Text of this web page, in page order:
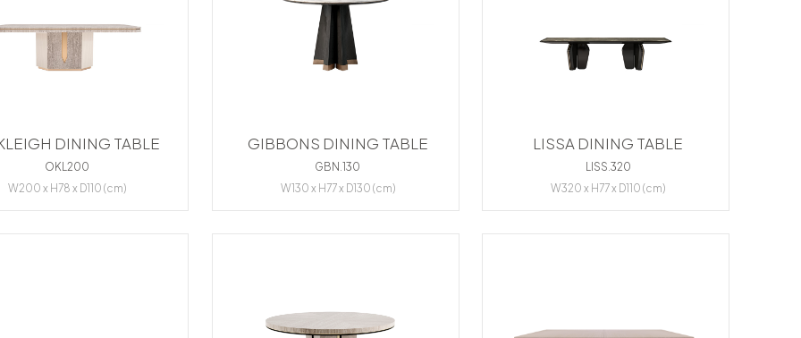
DINING TABLE
OKL200
W200 x H78 x D110 (cm)
GIBBONS DINING TABLE
GBN.130
W130 x H77 x D130 (cm)
LISSA DINING TABLE
LISS.320
W320 x H77 x D110 (cm)